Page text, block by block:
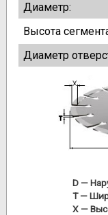
Диаметр:
Высота
Диаметр
D—
T—
X—